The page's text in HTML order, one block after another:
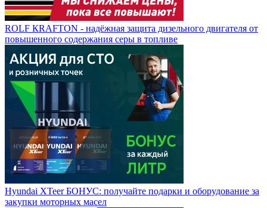
ROLF КRAFTON - надёжная защита дизельного двигателя от
повышенного содержания серы в топливе
Hyundai XTeer БОНУС: получайте подарки и оборудование за
закупки моторных масел